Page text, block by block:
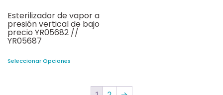
Esterilizador de vapor a
presión vertical de bajo
precio YR05682 //
YR05687
Seleccionar Opciones